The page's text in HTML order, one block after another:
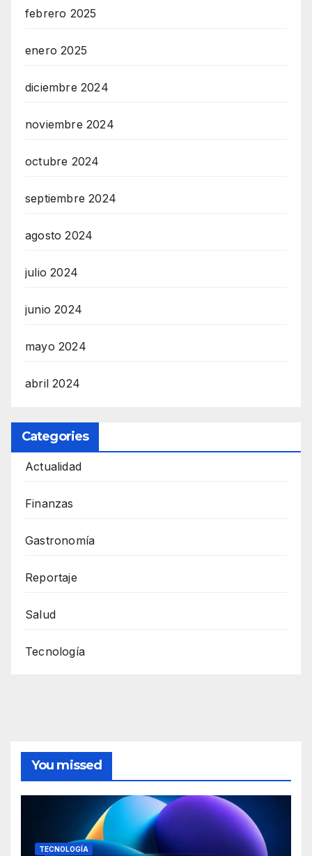
febrero 2025
enero 2025
diciembre 2024
noviembre 2024
octubre 2024
septiembre 2024
agosto 2024
julio 2024
junio 2024
mayo 2024
abril 2024
Categories
Actualidad
Finanzas
Gastronomía
Reportaje
Salud
Tecnología
You missed
TECNOLOGÍA